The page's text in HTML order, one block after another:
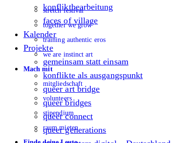
stretch festival
together we grow
training authentic eros
we are instinct art
Mach mit
mitgliedschaft
volunteers
stipendium
raum mieten
konfliktbearbeitung
faces of village
Kalender
Projekte
gemeinsam statt einsam
konflikte als ausgangspunkt
queer art bridge
queer bridges
queer connect
queer generations